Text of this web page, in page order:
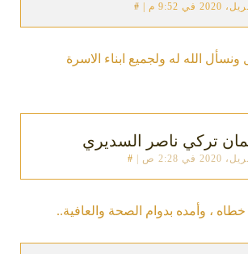
#
الله له ولجميع ابناء الاسرة
تركي ناصر السديري
#
، وأمده بدوام الصحة والعافية..